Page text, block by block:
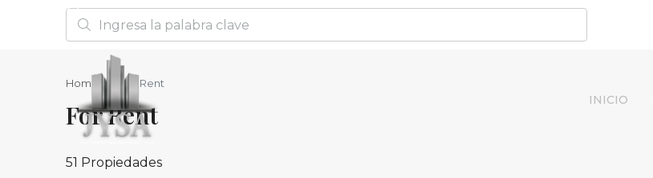
INICIO
Home For Rent
For Rent
51 Propiedades